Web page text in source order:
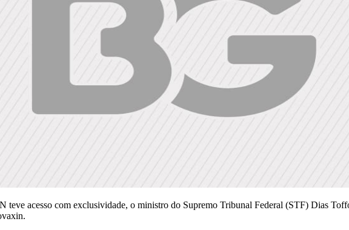
teve acesso com exclusividade, o ministro do Supremo Tribunal Federal (STF) Dias